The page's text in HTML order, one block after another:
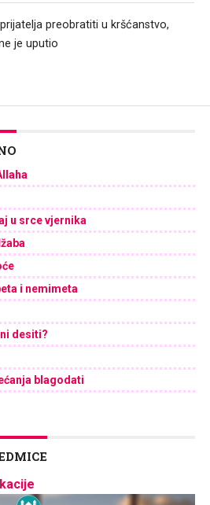
preobratiti u kršćanstvo,
je uputio
u srce vjernika
i nemimeta
desiti?
blagodati